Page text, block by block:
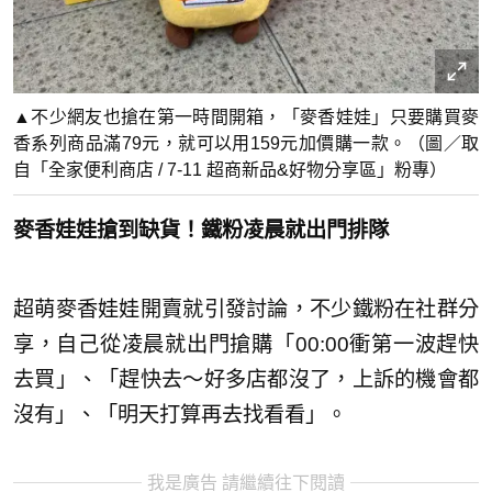
▲不少網友也搶在第一時間開箱，「麥香娃娃」只要購買麥
香系列商品滿79元，就可以用159元加價購一款。（圖／取
自「全家便利商店 / 7-11 超商新品&好物分享區」粉專）
麥香娃娃搶到缺貨！鐵粉凌晨就出門排隊
超萌麥香娃娃開賣就引發討論，不少鐵粉在社群分
享，自己從凌晨就出門搶購「00:00衝第一波趕快
去買」、「趕快去～好多店都沒了，上訴的機會都
沒有」、「明天打算再去找看看」。
我是廣告 請繼續往下閱讀